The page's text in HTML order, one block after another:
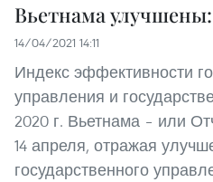
Вьетнама улучшены:
14/04/2021 14:11
Индекс эффективности
управления и
2020 г. Вьетнама – или
14 апреля, отражая
государственного